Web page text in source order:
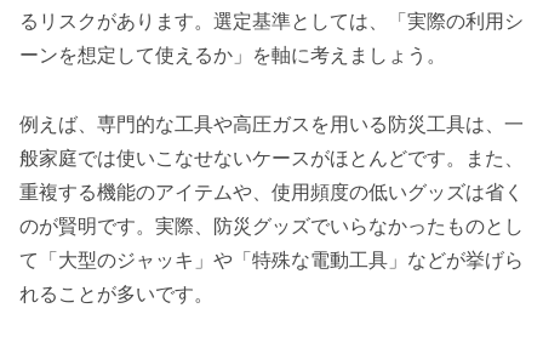
るリスクがあります。選定基準としては、「実際の利用シ
ーンを想定して使えるか」を軸に考えましょう。
例えば、専門的な工具や高圧ガスを用いる防災工具は、一
般家庭では使いこなせないケースがほとんどです。また、
重複する機能のアイテムや、使用頻度の低いグッズは省く
のが賢明です。実際、防災グッズでいらなかったものとし
て「大型のジャッキ」や「特殊な電動工具」などが挙げら
れることが多いです。